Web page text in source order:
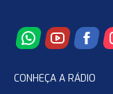
CONHEÇA A RÁDIO